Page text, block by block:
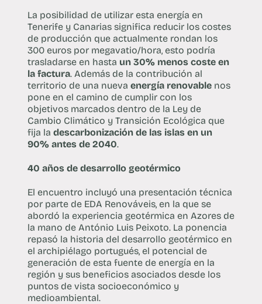
La posibilidad de utilizar esta energía en
Tenerife y Canarias significa reducir los costes
de producción que actualmente rondan los
300 euros por megavatio/hora, esto podría
trasladarse en hasta un 30% menos coste en
la factura. Además de la contribución al
territorio de una nueva energía renovablenos
pone en el camino de cumplir con los
objetivos marcados dentro de la Ley de
Cambio Climático y Transición Ecológica que
fija la descarbonización de las islas en un
90% antes de 2040.
40 años de desarrollo geotérmico
El encuentro incluyó una presentación técnica
por parte de EDA Renováveis, en la que se
abordó la experiencia geotérmica en Azores de
la mano de António Luis Peixoto. La ponencia
repasó la historia del desarrollo geotérmico en
el archipiélago portugués, el potencial de
generación de esta fuente de energía en la
región y sus beneficios asociados desde los
puntos de vista socioeconómico y
medioambiental.